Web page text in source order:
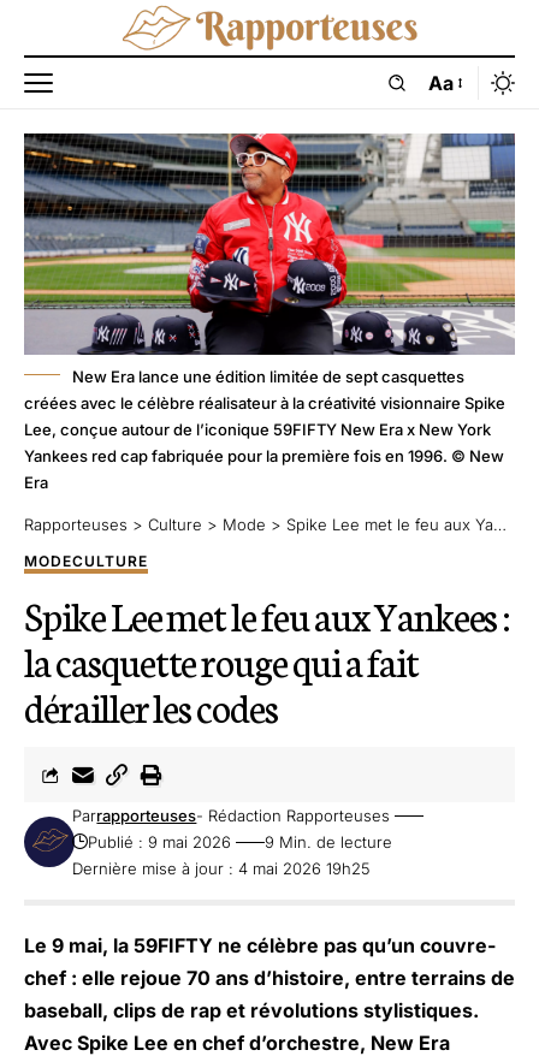
Aa
New Era lance une édition limitée de sept casquettes
créées avec le célèbre réalisateur à la créativité visionnaire Spike
Lee, conçue autour de l’iconique 59FIFTY New Era x New York
Yankees red cap fabriquée pour la première fois en 1996. © New
Era
Rapporteuses > Culture > Mode > Spike Lee met le feu aux Yankees : la casquette rouge qui a fait dérailler les codes
MODECULTURE
Spike Lee met le feu aux Yankees :
la casquette rouge qui a fait
dérailler les codes
Dernière mise à jour : 4 mai 2026 19h25
Parrapporteuses- Rédaction Rapporteuses
Publié : 9 mai 2026
9 Min. de lecture
Le 9 mai, la 59FIFTY ne célèbre pas qu’un couvre-
chef : elle rejoue 70 ans d’histoire, entre terrains de
baseball, clips de rap et révolutions stylistiques.
Avec Spike Lee en chef d’orchestre, New Era